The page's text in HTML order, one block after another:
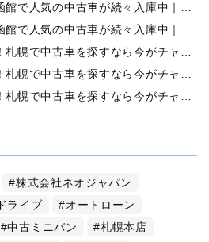
【最新在庫入荷】札幌・函館で人気の中古車が続々入庫中｜早い者勝ち！【日産 セレナ2.0HスターVセレクション+Safety 4WD】
【最新在庫入荷】札幌・函館で人気の中古車が続々入庫中｜早い者勝ち！【ホンダ オデッセイ2.4Mエアロパッケージ 4WD】
【速報】人気車種が入荷！札幌で中古車を探すなら今がチャンス！早い者勝ち！【トヨタ・シエンタ1.5G 4WD】
【速報】人気車種が入荷！札幌で中古車を探すなら今がチャンス！早い者勝ち！【日産・エルグランド 3.5 350ハイウェイスターアーバンクロム4WD】
【速報】人気車種が入荷！札幌で中古車を探すなら今がチャンス！早い者勝ち！【ホンダ・オデッセイ 2.4アブソルートEXホンダセンシング 4WD】
株式会社ネオジャパン
ライブ
オートローン
中古ミニバン
札幌本店